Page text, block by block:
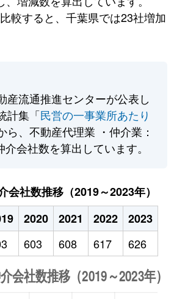
較すると、千葉県では23社増加
産流通推進センターが公表し
計集「民営の一事業所あたり
ら、不動産代理業 ・仲介業：
会社数を算出しています。
会社数推移（2019～2023年）
2020 2021 2022
2023
603 608 617 626